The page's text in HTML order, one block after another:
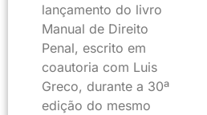
lançamento do livro
Manual de Direito
Penal, escrito em
coautoria com Luis
Greco, durante a 30ª
edição do mesmo